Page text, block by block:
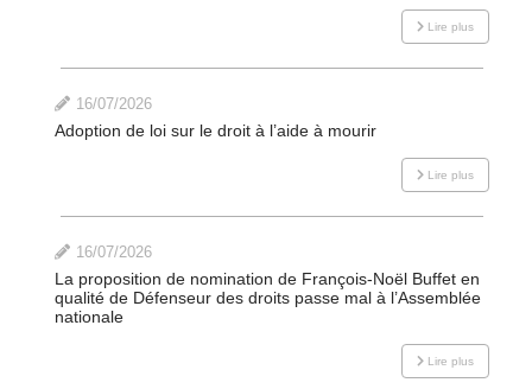
Lire plus
16/07/2026
Adoption de loi sur le droit à l’aide à mourir
Lire plus
16/07/2026
La proposition de nomination de François-Noël Buffet en
qualité de Défenseur des droits passe mal à l’Assemblée
nationale
Lire plus